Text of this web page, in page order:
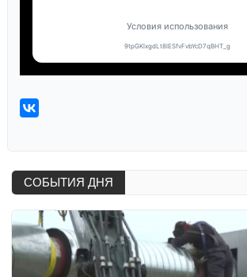
СОБЫТИЯ ДНЯ